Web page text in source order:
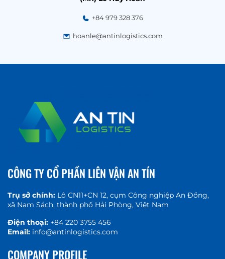
+84 979 328 376
hoanle@antinlogistics.com
CÔNG TY CỔ PHẦN LIÊN VẬN AN TÍN
Trụ sở chính: Lô CN11+CN 12, cụm Công nghiệp An Đồng,
xã Nam Sách, thành phố Hải Phòng, Việt Nam
Điện thoại: +84 220 3755 456
Email: info@antinlogistics.com
COMPANY PROFILE